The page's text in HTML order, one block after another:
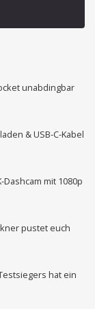
unabdingbar
& USB-C-Kabel
Dashcam mit 1080p
pustet euch
hat ein